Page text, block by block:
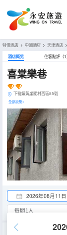
特價酒店 > 中國酒店 > 天津酒店 >
酒店概览 住客點評（1
喜棠樂巷
下營鎮黃崖關村西區85號
全部設施>
2026年08月11日